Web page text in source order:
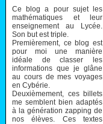
Ce blog a pour sujet les
mathématiques et leur
enseignement au Lycée.
Son but est triple.
Premièrement, ce blog est
pour moi une manière
idéale de classer les
informations que je glâne
au cours de mes voyages
en Cybérie.
Deuxièmement, ces billets
me semblent bien adaptés
à la génération zapping de
nos élèves. Ces textes